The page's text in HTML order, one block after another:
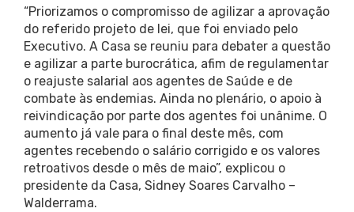
“Priorizamos o compromisso de agilizar a aprovação
do referido projeto de lei, que foi enviado pelo
Executivo. A Casa se reuniu para debater a questão
e agilizar a parte burocrática, afim de regulamentar
o reajuste salarial aos agentes de Saúde e de
combate às endemias. Ainda no plenário, o apoio à
reivindicação por parte dos agentes foi unânime. O
aumento já vale para o final deste mês, com
agentes recebendo o salário corrigido e os valores
retroativos desde o mês de maio”, explicou o
presidente da Casa, Sidney Soares Carvalho –
Walderrama.